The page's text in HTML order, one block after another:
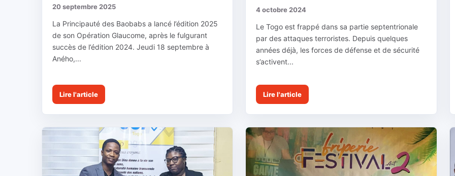
20 septembre 2025
La Principauté des Baobabs a lancé l’édition 2025
de son Opération Glaucome, après le fulgurant
succès de l’édition 2024. Jeudi 18 septembre à
Aného,...
Lire l'article
4 octobre 2024
Le Togo est frappé dans sa partie septentrionale
par des attaques terroristes. Depuis quelques
années déjà, les forces de défense et de sécurité
s’activent...
Lire l'article